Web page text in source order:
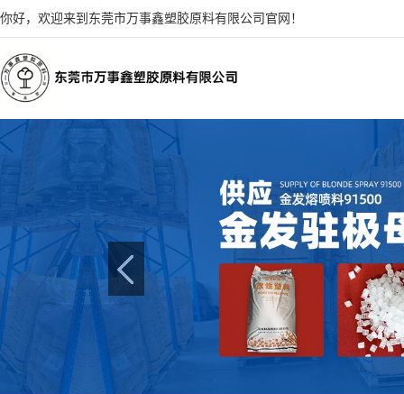
你好，欢迎来到东莞市万事鑫塑胶原料有限公司官网！